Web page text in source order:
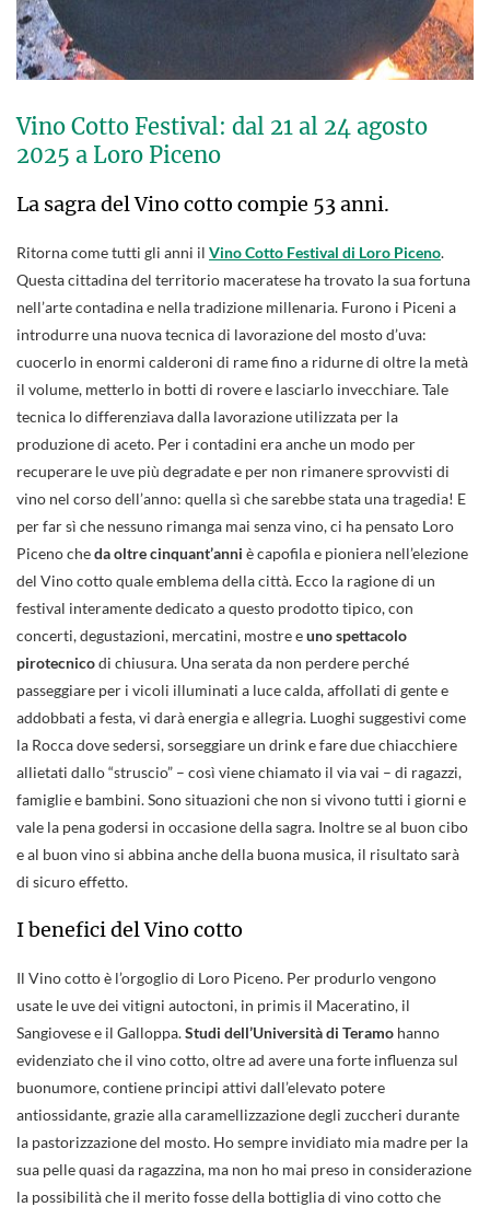
Vino Cotto Festival: dal 21 al 24 agosto
2025 a Loro Piceno
La sagra del Vino cotto compie 53 anni.
Ritorna come tutti gli anni il Vino Cotto Festival di Loro Piceno.
Questa cittadina del territorio maceratese ha trovato la sua fortuna
nell’arte contadina e nella tradizione millenaria. Furono i Piceni a
introdurre una nuova tecnica di lavorazione del mosto d’uva:
cuocerlo in enormi calderoni di rame fino a ridurne di oltre la metà
il volume, metterlo in botti di rovere e lasciarlo invecchiare. Tale
tecnica lo differenziava dalla lavorazione utilizzata per la
produzione di aceto. Per i contadini era anche un modo per
recuperare le uve più degradate e per non rimanere sprovvisti di
vino nel corso dell’anno: quella sì che sarebbe stata una tragedia! E
per far sì che nessuno rimanga mai senza vino, ci ha pensato Loro
Piceno cheda oltre cinquant’anni è capofila e pioniera nell’elezione
del Vino cotto quale emblema della città. Ecco la ragione di un
festival interamente dedicato a questo prodotto tipico, con
concerti, degustazioni, mercatini, mostre euno spettacolo
pirotecnicodi chiusura. Una serata da non perdere perché
passeggiare per i vicoli illuminati a luce calda, affollati di gente e
addobbati a festa, vi darà energia e allegria. Luoghi suggestivi come
la Rocca dove sedersi, sorseggiare un drink e fare due chiacchiere
allietati dallo “struscio” – così viene chiamato il via vai – di ragazzi,
famiglie e bambini. Sono situazioni che non si vivono tutti i giorni e
vale la pena godersi in occasione della sagra. Inoltre se al buon cibo
e al buon vino si abbina anche della buona musica, il risultato sarà
di sicuro effetto.
I benefici del Vino cotto
Il Vino cotto è l’orgoglio di Loro Piceno. Per produrlo vengono
usate le uve dei vitigni autoctoni, in primis il Maceratino, il
Sangiovese e il Galloppa.Studi dell’Università di Teramo hanno
evidenziato che il vino cotto, oltre ad avere una forte influenza sul
buonumore, contiene principi attivi dall’elevato potere
antiossidante, grazie alla caramellizzazione degli zuccheri durante
la pastorizzazione del mosto. Ho sempre invidiato mia madre per la
sua pelle quasi da ragazzina, ma non ho mai preso in considerazione
la possibilità che il merito fosse della bottiglia di vino cotto che